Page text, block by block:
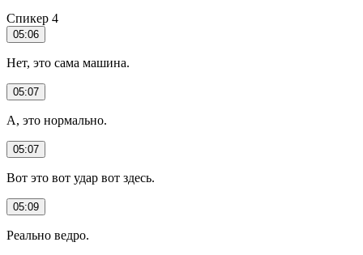
Спикер 4
05:06
Нет, это сама машина.
05:07
А, это нормально.
05:07
Вот это вот удар вот здесь.
05:09
Реально ведро.